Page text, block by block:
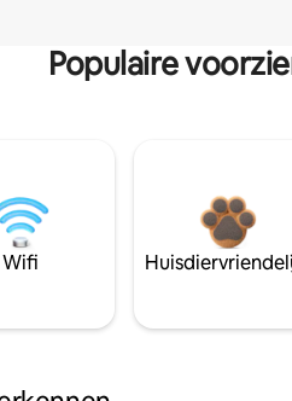
Populaire
Wifi